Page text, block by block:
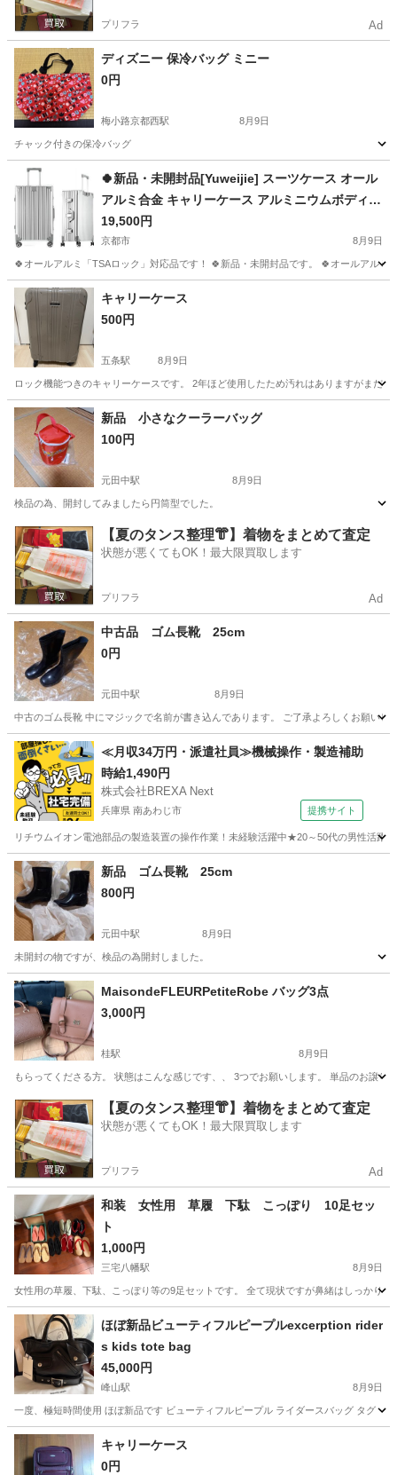
プリフラ Ad
ディズニー 保冷バッグ ミニー
0円
梅小路京都西駅 8月9日
チャック付きの保冷バッグ
京都 梅小路京都西駅
🍀新品・未開封品[Yuweijie] スーツケース オール
アルミ合金 キャリーケース アルミニウムボディ
四角 TSAロック搭載 360度回転 静音ダブルキャス
ター 機内持込 軽量大容量 耐衝撃 海外旅行 出張 (s
サイズ/1～3泊/45L, シルバー)【管理No2】
19,500円
京都市 8月9日
🍀オールアルミ「TSAロック」対応品です！ 🍀新品・未開封品です。 🍀オールア
京都 京都市 バッグ
キャリーケース
500円
五条駅 8月9日
ロック機能つきのキャリーケースです。 2年ほど使用したため汚れはありますがまだ
京都 京都市 五条駅 バッグ
新品 小さなクーラーバッグ
100円
元田中駅 8月9日
検品の為、開封してみましたら円筒型でした。
京都 京都市 元田中駅 バッグ
【夏のタンス整理👘】着物をまとめて査定
状態が悪くてもOK！最大限買取します
プリフラ Ad
中古品 ゴム長靴 25cm
0円
元田中駅 8月9日
中古のゴム長靴 中にマジックで名前が書き込んであります。 ご了承よろしくお願いし
京都 京都市 元田中駅 靴 ゴム
≪月収34万円・派遣社員≫機械操作・製造補助
時給1,490円
株式会社BREXA Next
兵庫県 南あわじ市 提携サイト
リチウムイオン電池部品の製造装置の操作作業！未経験活躍中★20～50代の男性活
兵庫 南あわじ市 その他
新品 ゴム長靴 25cm
800円
元田中駅 8月9日
未開封の物ですが、検品の為開封しました。
京都 京都市
MaisondeFLEURPetiteRobe バッグ3点
3,000円
桂駅 8月9日
もらってくださる方。 状態はこんな感じです、、 3つでお願いします。 単品のお譲り
京都 京都市 桂駅 靴/バッグ
【夏のタンス整理👘】着物をまとめて査定
状態が悪くてもOK！最大限買取します
プリフラ Ad
和装 女性用 草履 下駄 こっぽり 10足セッ
ト
1,000円
三宅八幡駅 8月9日
女性用の草履、下駄、こっぽり等の9足セットです。 全て現状ですが鼻緒はしっかり
京都 京都市 三宅八幡駅
ほぼ新品ビューティフルピープルexcerption rider
s kids tote bag
45,000円
峰山駅 8月9日
一度、極短時間使用 ほぼ新品です ビューティフルピープル ライダースバッグ タグ・
京都 京丹後市 峰山駅
キャリーケース
0円